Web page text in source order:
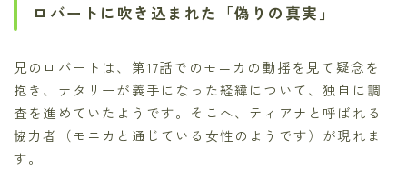
ロバートに吹き込まれた「偽りの真実」
兄のロバートは、第17話でのモニカの動揺を見て疑念を
抱き、ナタリーが義手になった経緯について、独自に調
査を進めていたようです。そこへ、ティアナと呼ばれる
協力者（モニカと通じている女性のようです）が現れま
す。